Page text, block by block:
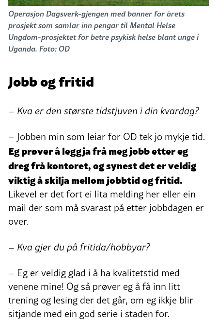
Operasjon Dagsverk-gjengen med banner for årets
prosjekt som samlar inn pengar til Mental Helse
Ungdom-prosjektet for betre psykisk helse blant unge i
Uganda. Foto: OD
Jobb og fritid
– Kva er den største tidstjuven i din kvardag?
– Jobben min som leiar for OD tek jo mykje tid.
Eg prøver å leggja frå meg jobb etter eg
dreg frå kontoret, og synest det er veldig
viktig å skilja mellom jobbtid og fritid.
Likevel er det fort ei lita melding her eller ein
mail der som må svarast på etter jobbdagen er
over.
– Kva gjer du på fritida/hobbyar?
– Eg er veldig glad i å ha kvalitetstid med
venene mine! Og så prøver eg å få inn litt
trening og lesing der det går, om eg ikkje blir
sitjande med ein god serie i staden for.